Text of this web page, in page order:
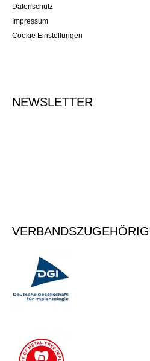
Datenschutz
Impressum
Cookie Einstellungen
NEWSLETTER